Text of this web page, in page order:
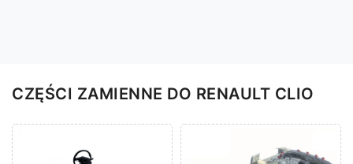
CZĘŚCI ZAMIENNE DO RENAULT CLIO